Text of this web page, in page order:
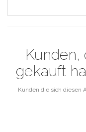
Kunden,
gekauft
Kunden die sich diesen